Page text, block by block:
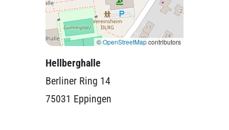
©OpenStreetMapcontributors
Hellberghalle
Berliner Ring 14
75031 Eppingen